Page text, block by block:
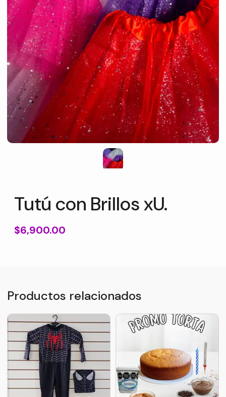
Tutú con Brillos xU.
$6,900.00
Productos relacionados